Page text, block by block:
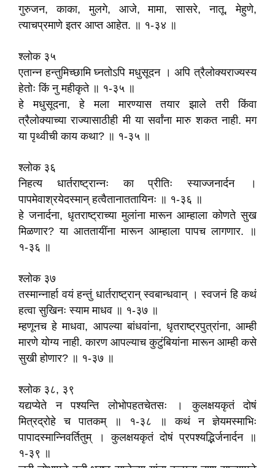
गुरुजन, काका, मुलगे, आजे, मामा, सासरे, नातू, मेहुणे,
त्याचप्रमाणे इतर आप्त आहेत. ॥ १-३४ ॥
श्लोक ३५
एतान्न हन्तुमिच्छामि घ्नतोऽपि मधुसूदन । अपि त्रैलोक्यराज्यस्य
हेतोः किं नु महीकृते ॥ १-३५ ॥
हे मधुसूदना, हे मला मारण्यास तयार झाले तरी किंवा
त्रैलोक्याच्या राज्यासाठीही मी या सर्वांना मारु शकत नाही. मग
या पृथ्वीची काय कथा? ॥ १-३५ ॥
श्लोक ३६
निहत्य धार्तराष्ट्रान्नः का प्रीतिः स्याज्जनार्दन ।
पापमेवाश्रयेदस्मान्‌ हत्वैतानाततायिनः ॥ १-३६ ॥
हे जनार्दना, धृतराष्ट्राच्या मुलांना मारून आम्हाला कोणते सुख
मिळणार? या आततायींना मारून आम्हाला पापच लागणार. ॥
१-३६ ॥
श्लोक ३७
तस्मान्नार्हा वयं हन्तुं धार्तराष्ट्रान्‌ स्वबान्धवान्‌ । स्वजनं हि कथं
हत्वा सुखिनः स्याम माधव ॥ १-३७ ॥
म्हणूनच हे माधवा, आपल्या बांधवांना, धृतराष्ट्रपुत्रांना, आम्ही
मारणे योग्य नाही. कारण आपल्याच कुटुंबियांना मारून आम्ही कसे
सुखी होणार? ॥ १-३७ ॥
श्लोक ३८, ३९
यद्यप्येते न पश्यन्ति लोभोपहतचेतसः । कुलक्षयकृतं दोषं
मित्रद्रोहे च पातकम्‌ ॥ १-३८ ॥ कथं न ज्ञेयमस्माभिः
पापादस्मान्निवर्तितुम्‌ । कुलक्षयकृतं दोषं प्रपश्यद्भिर्जनार्दन ॥
१-३९ ॥